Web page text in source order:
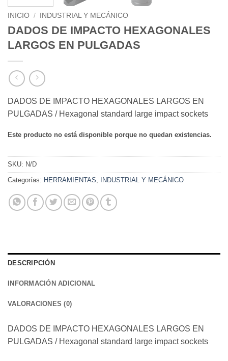
INICIO / INDUSTRIAL Y MECÁNICO
DADOS DE IMPACTO HEXAGONALES
LARGOS EN PULGADAS
DADOS DE IMPACTO HEXAGONALES LARGOS EN
PULGADAS / Hexagonal standard large impact sockets
Este producto no está disponible porque no quedan existencias.
SKU: N/D
Categorías: HERRAMIENTAS INDUSTRIAL Y MECÁNICO
DESCRIPCIÓN
INFORMACIÓN ADICIONAL
VALORACIONES (0)
DADOS DE IMPACTO HEXAGONALES LARGOS EN
PULGADAS / Hexagonal standard large impact sockets